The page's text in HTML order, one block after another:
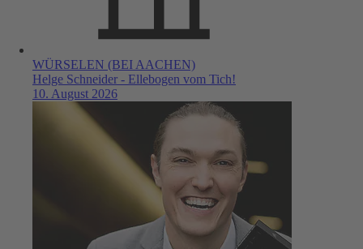
WÜRSELEN (BEI AACHEN)
Helge Schneider - Ellebogen vom Tich!
10. August 2026